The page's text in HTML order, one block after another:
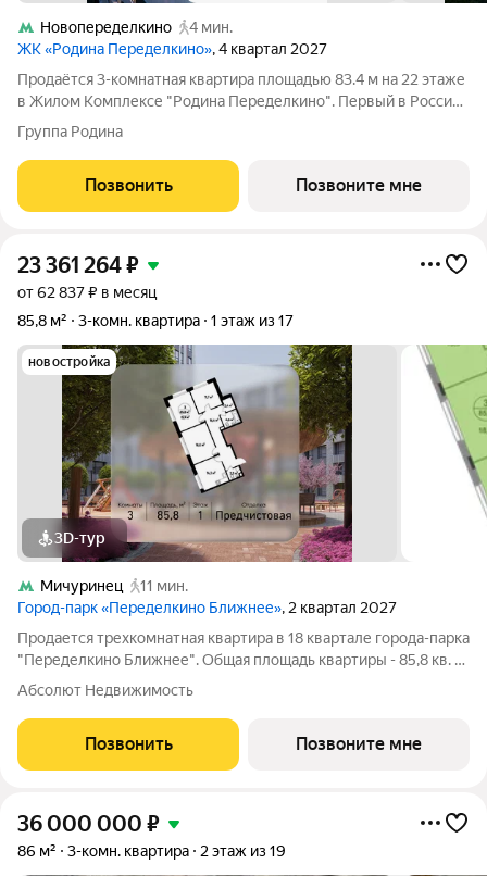
Новопеределкино
4 мин.
ЖК «Родина Переделкино», 4 квартал 2027
Продаётся 3-комнатная квартира площадью 83.4 м на 22 этаже
в Жилом Комплексе "Родина Переделкино". Первый в России
киберспортивный кластер от Группы Родина. Это жилой
квартал бизнес-класса на Западе Москвы на границе с
Ульяновским лесопарком,
Группа Родина
Позвонить Позвоните мне
23 361 264₽
от 62 837 ₽ в месяц
85,8 м²
3-комн. квартира 1 этаж из 17
новостройка
3D-тур
Мичуринец
11 мин.
Город-парк «Переделкино Ближнее», 2 квартал 2027
Продается трехкомнатная квартира в 18 квартале города-парка
"Переделкино Ближнее". Общая площадь квартиры - 85,8 кв. м,
этаж 1 из 8. Срок сдачи - 2 квартал 2027 года. Тип дома -
монолитный. ТОЛЬКО ДО 31 АВГУСТА выгодные условия на
приобретение
Абсолют Недвижимость
Позвонить Позвоните мне
36 000 000 ₽
86 м² 3-комн. квартира 2 этаж из 19